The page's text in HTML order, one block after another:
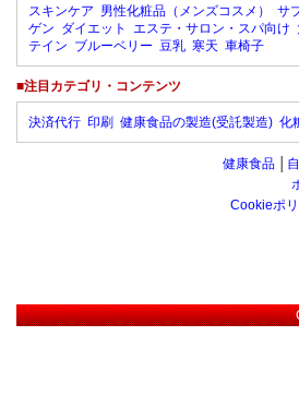
スキンケア 男性化粧品（メンズコスメ） サ
ゲン ダイエット エステ・サロン・スパ向け
テイン ブルーベリー 豆乳 寒天 車椅子
■注目カテゴリ・コンテンツ
決済代行 印刷 健康食品の製造(受託製造) 化
健康食品
Cookieポ